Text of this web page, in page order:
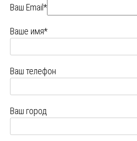
Ваш Email*
Ваше имя*
Ваш телефон
Ваш город